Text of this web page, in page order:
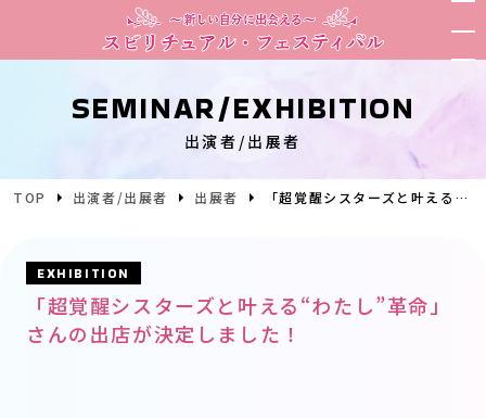
SEMINAR/EXHIBITION
出演者/出展者
TOP 出演者/出展者 出展者 「超覚醒シスターズと叶える“わたし”革命」さんの出店が決定しました！
EXHIBITION
「超覚醒シスターズと叶える“わたし”革命」
さんの出店が決定しました！